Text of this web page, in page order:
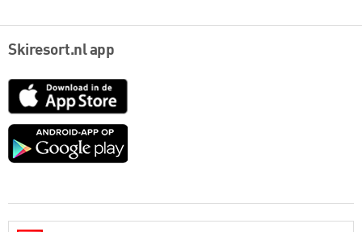
Skiresort.nl app
App
Google